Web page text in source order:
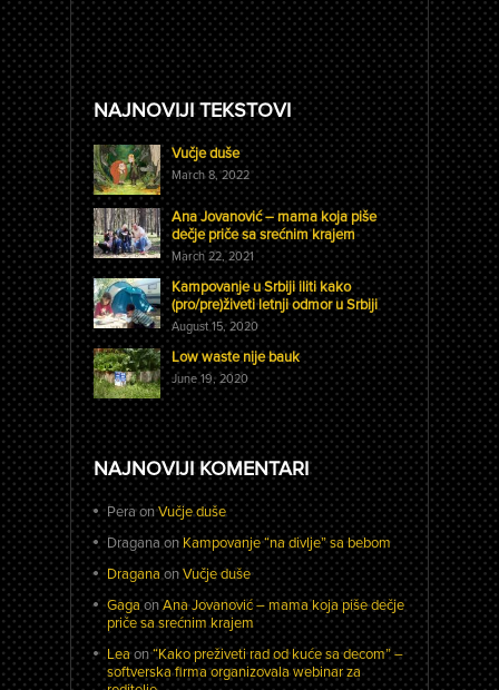
NAJNOVIJI TEKSTOVI
Vučje duše
March 8, 2022
Ana Jovanović – mama koja piše
dečje priče sa srećnim krajem
March 22, 2021
Kampovanje u Srbiji iliti kako
(pro/pre)živeti letnji odmor u Srbiji
August 15, 2020
Low waste nije bauk
June 19, 2020
NAJNOVIJI KOMENTARI
PeraonVučje duše
DraganaonKampovanje “na divlje” sa bebom
DraganaonVučje duše
GagaonAna Jovanović – mama koja piše dečje
priče sa srećnim krajem
Leaon“Kako preživeti rad od kuće sa decom” –
softverska firma organizovala webinar za